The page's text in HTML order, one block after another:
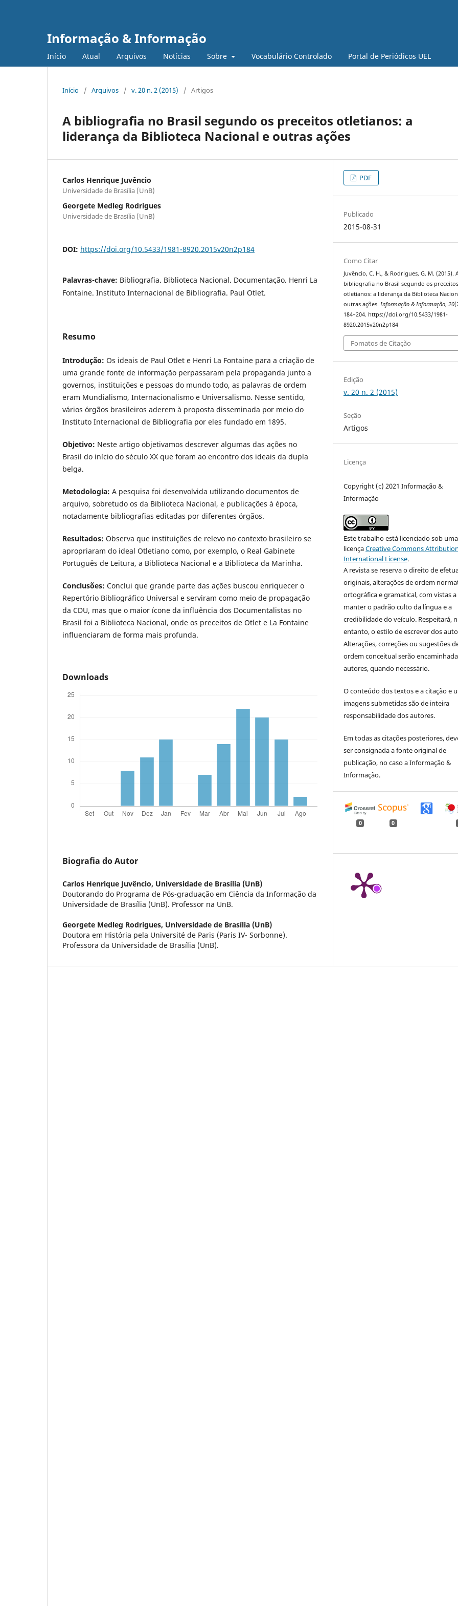
Informação & Informação
Início Atual Arquivos Notícias Sobre Vocabulário Controlado Portal de Periódicos UEL
Início / Arquivos / v. 20 n. 2 (2015) / Artigos
A bibliografia no Brasil segundo os preceitos otletianos: a
liderança da Biblioteca Nacional e outras ações
Carlos Henrique Juvêncio
Universidade de Brasília (UnB)
Georgete Medleg Rodrigues
Universidade de Brasília (UnB)
DOI: https://doi.org/10.5433/1981-8920.2015v20n2p184
Palavras-chave: Bibliografia. Biblioteca Nacional. Documentação. Henri La
Fontaine. Instituto Internacional de Bibliografia. Paul Otlet.
Resumo
Introdução: Os ideais de Paul Otlet e Henri La Fontaine para a criação de
uma grande fonte de informação perpassaram pela propaganda junto a
governos, instituições e pessoas do mundo todo, as palavras de ordem
eram Mundialismo, Internacionalismo e Universalismo. Nesse sentido,
vários órgãos brasileiros aderem à proposta disseminada por meio do
Instituto Internacional de Bibliografia por eles fundado em 1895.
Objetivo: Neste artigo objetivamos descrever algumas das ações no
Brasil do início do século XX que foram ao encontro dos ideais da dupla
belga.
Metodologia: A pesquisa foi desenvolvida utilizando documentos de
arquivo, sobretudo os da Biblioteca Nacional, e publicações à época,
notadamente bibliografias editadas por diferentes órgãos.
Resultados: Observa que instituições de relevo no contexto brasileiro se
apropriaram do ideal Otletiano como, por exemplo, o Real Gabinete
Português de Leitura, a Biblioteca Nacional e a Biblioteca da Marinha.
Conclusões: Conclui que grande parte das ações buscou enriquecer o
Repertório Bibliográfico Universal e serviram como meio de propagação
da CDU, mas que o maior ícone da influência dos Documentalistas no
Brasil foi a Biblioteca Nacional, onde os preceitos de Otlet e La Fontaine
influenciaram de forma mais profunda.
Downloads
Biografia do Autor
Carlos Henrique Juvêncio, Universidade de Brasília (UnB)
Doutorando do Programa de Pós-graduação em Ciência da Informação da
Universidade de Brasília (UnB). Professor na UnB.
Georgete Medleg Rodrigues, Universidade de Brasília (UnB)
Doutora em História pela Université de Paris (Paris IV- Sorbonne).
Professora da Universidade de Brasília (UnB).
PDF
Publicado
2015-08-31
Como Citar
Juvêncio, C. H., & Rodrigues, G. M. (2015).
bibliografia no Brasil segundo os preceitos
otletianos: a liderança da Biblioteca
outras ações.Informação & Informação,20
184–204. https://doi.org/10.5433/1981-
8920.2015v20n2p184
Fomatos de Citação
Edição
v. 20 n. 2 (2015)
Seção
Artigos
Licença
Copyright (c) 2021 Informação &
Informação
Este trabalho está licenciado sob uma
licençaCreative Commons
International License.
A revista se reserva o direito de
originais, alterações de ordem
ortográfica e gramatical, com vistas a
manter o padrão culto da língua e a
credibilidade do veículo. Respeitará,
entanto, o estilo de escrever dos
Alterações, correções ou sugestões
ordem conceitual serão
autores, quando necessário.
O conteúdo dos textos e a citação e
imagens submetidas são de inteira
responsabilidade dos autores.
Em todas as citações posteriores,
ser consignada a fonte original de
publicação, no caso a Informação &
Informação.
0 0